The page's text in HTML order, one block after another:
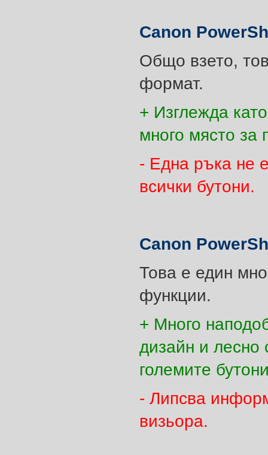
Canon
Общо взето,
формат.
+ Изглежда
много място за
- Една ръка не
всички бутони.
Canon
Това е един
функции.
+ Много
дизайн и
големите
- Липсва
визьора.